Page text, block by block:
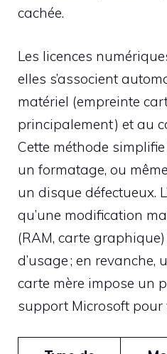
cachée.
Les licences
elles s’associent
matériel (empreinte
principalement) et au
Cette méthode
un formatage, ou
un disque défectueux.
qu’une modification
(RAM, carte
d’usage ; en revanche,
carte mère impose un
support Microsoft